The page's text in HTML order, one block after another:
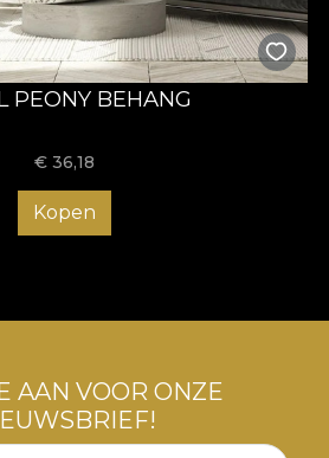
PEONY BEHANG
€ 36,18
Kopen
AAN VOOR ONZE